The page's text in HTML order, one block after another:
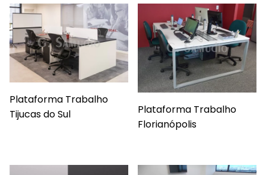
Plataforma Trabalho
Tijucas do Sul
Plataforma Trabalho
Florianópolis